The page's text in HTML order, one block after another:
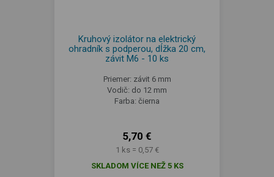
Kruhový izolátor na elektrický
ohradník s podperou, dĺžka 20 cm,
závit M6 - 10 ks
Priemer: závit 6 mm
Vodič: do 12 mm
Farba: čierna
5,70 €
1 ks = 0,57 €
SKLADOM VÍCE NEŽ 5 KS